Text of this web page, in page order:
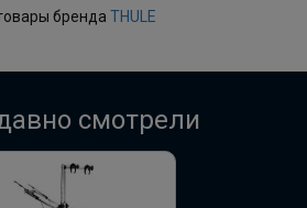
бренда THULE
смотрели